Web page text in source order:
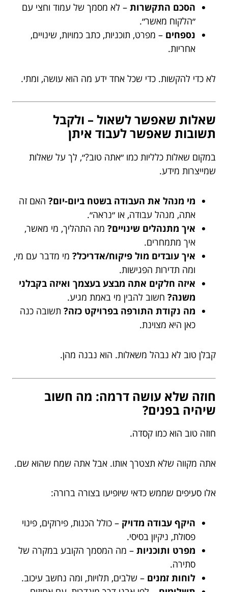
הסכם התקשרות – לא מסמך של עמוד וחצי עם
״הלקוח מאשר״.
נספחים – מפרט, תוכניות, כתב כמויות, שינויים,
אחריות.
לא כדי להקשות. כדי שכל אחד ידע מה הוא עושה, ומתי.
שאלות שאפשר לשאול – ולקבל
תשובות שאפשר לעבוד איתן
במקום שאלות כלליות כמו ״אתה טוב?״, לך על שאלות
שמייצרות מידע.
מי מנהל את העבודה בשטח ביום-יום? האם זה
אתה, מנהל עבודה, או ״נראה״.
איך מתנהלים שינויים? מה התהליך, מי מאשר,
איך מתמחרים.
איך עובדים מול פיקוח/אדריכל? מי מדבר עם מי,
ומה תדירות הפגישות.
איזה חלקים אתה מבצע בעצמך ואיזה בקבלני
משנה? חשוב להבין מי באמת מגיע.
מה נקודת התורפה בפרויקט כזה? תשובה כנה
כאן היא מצוינת.
קבלן טוב לא נבהל משאלות. הוא נבנה מהן.
חוזה שלא עושה דרמה: מה חשוב
שיהיה בפנים?
חוזה טוב הוא כמו קסדה.
אתה מקווה שלא תצטרך אותו. אבל אתה שמח שהוא שם.
אלו סעיפים שממש כדאי שיופיעו בצורה ברורה:
היקף עבודה מדויק – כולל הכנות, פירוקים, פינוי
פסולת, ניקיון בסיסי.
מפרט ותוכניות – מה המסמך הקובע במקרה של
סתירה.
לוחות זמנים – שלבים, תלויות, ומה נחשב עיכוב.